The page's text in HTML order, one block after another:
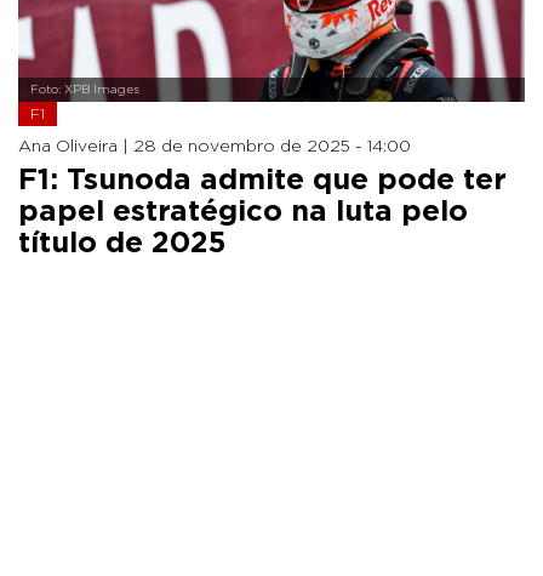
Foto: XPB Images
F1
Ana Oliveira | 28 de novembro de 2025 - 14:00
F1: Tsunoda admite que pode ter
papel estratégico na luta pelo
título de 2025